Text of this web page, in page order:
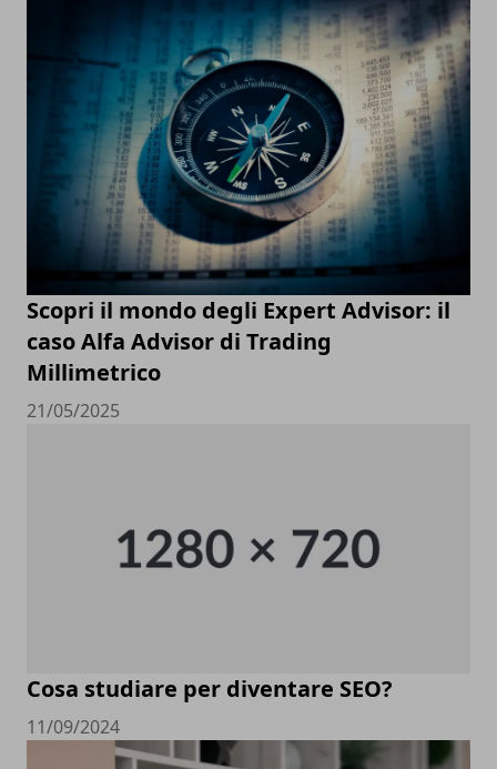
Scopri il mondo degli Expert Advisor: il
caso Alfa Advisor di Trading
Millimetrico
21/05/2025
Cosa studiare per diventare SEO?
11/09/2024